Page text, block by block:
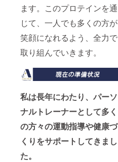
ます。このプロテインを通
じて、一人でも多くの方が
笑顔になれるよう、全力で
取り組んでいきます。
私は長年にわたり、パーソ
ナルトレーナーとして多く
の方々の運動指導や健康づ
くりをサポートしてきまし
た。